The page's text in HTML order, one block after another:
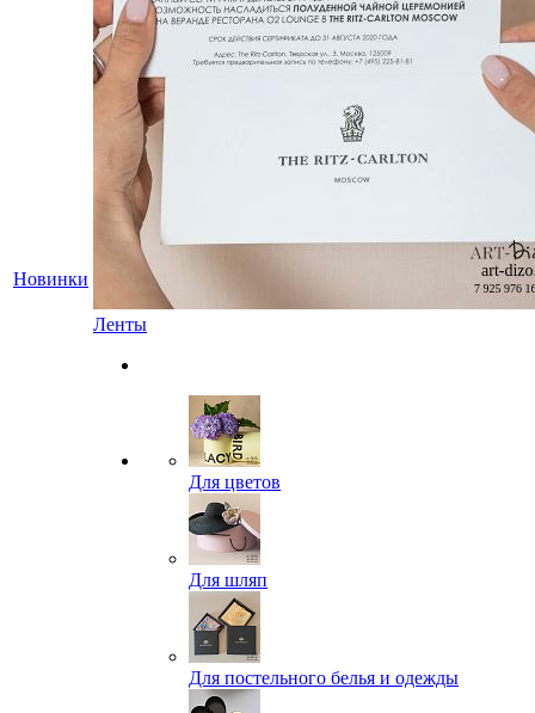
Новинки
Ленты
Для цветов
Для шляп
Для постельного белья и одежды